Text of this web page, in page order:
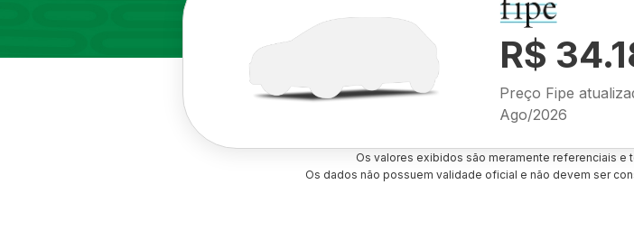
R$
Preço Fipe
Ago/2026
Os valores exibidos são meramente referenciais e
Os dados não possuem validade oficial e não devem ser